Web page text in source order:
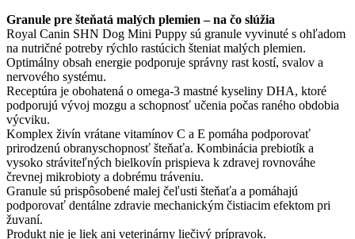
pre
šteňatá
malých
plemien
Granule pre šteňatá malých plemien – na čo slúžia
Royal Canin SHN Dog Mini Puppy sú granule vyvinuté s ohľadom
na nutričné potreby rýchlo rastúcich šteniat malých plemien.
Optimálny obsah energie podporuje správny rast kostí, svalov a
nervového systému.
Receptúra je obohatená o omega-3 mastné kyseliny DHA, ktoré
podporujú vývoj mozgu a schopnosť učenia počas raného obdobia
výcviku.
Komplex živín vrátane vitamínov C a E pomáha podporovať
prirodzenú obranyschopnosť šteňaťa. Kombinácia prebiotík a
vysoko stráviteľných bielkovín prispieva k zdravej rovnováhe
črevnej mikrobioty a dobrému tráveniu.
Granule sú prispôsobené malej čeľusti šteňaťa a pomáhajú
podporovať dentálne zdravie mechanickým čistiacim efektom pri
žuvaní.
Produkt nie je liek ani veterinárny liečivý prípravok.